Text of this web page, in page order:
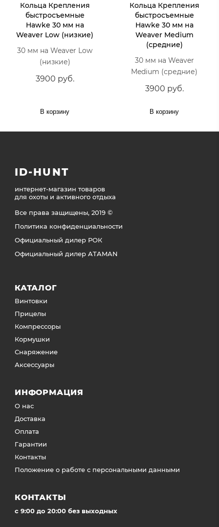
Кольца Крепления
быстросъемные
Hawke 30 мм на
Weaver Low (низкие)
30 мм на Weaver Low
(низкие)
3900 руб.
В корзину
Кольца Крепления
быстросъемные
Hawke 30 мм на
Weaver Medium
(средние)
30 мм на Weaver
Medium (средние)
3900 руб.
В корзину
ID-HUNT
интернет-магазин товаров
для охоты и активного отдыха
Все права защищены, 2019 ©
Политика конфиденциальности
Официальный дилер РОК
Официальный дилер ATAMAN
КАТАЛОГ
Винтовки
Прицелы
Компрессоры
Кормушки
Снаряжение
Аксессуары
ИНФОРМАЦИЯ
О нас
Доставка
Оплата
Гарантии
Контакты
Положение о работе с персональными данными
КОНТАКТЫ
c 9:00 до 20:00 без выходных